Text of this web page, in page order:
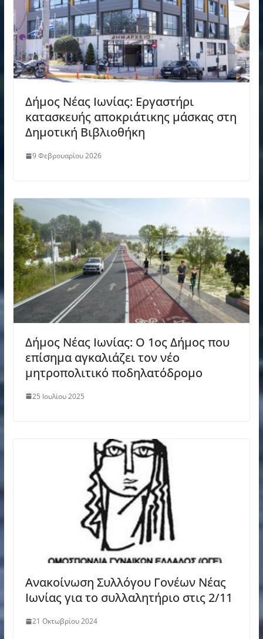
Δήμος Νέας Ιωνίας: Εργαστήρι
κατασκευής αποκριάτικης μάσκας στη
Δημοτική Βιβλιοθήκη
9 Φεβρουαρίου 2026
Δήμος Νέας Ιωνίας: O 1ος Δήμος που
επίσημα αγκαλιάζει τον νέο
μητροπολιτικό ποδηλατόδρομο
25 Ιουλίου 2025
Ανακοίνωση Συλλόγου Γονέων Νέας
Ιωνίας για το συλλαλητήριο στις 2/11
21 Οκτωβρίου 2024